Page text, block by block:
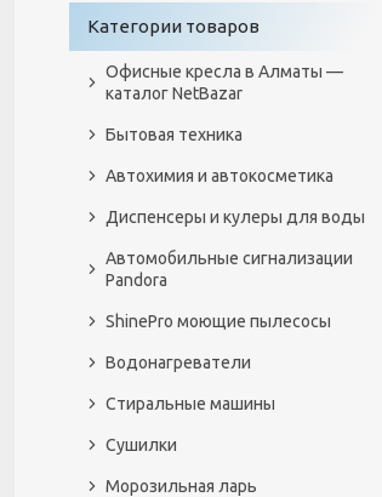
Категории товаров
Офисные кресла в Алматы —
каталог NetBazar
Бытовая техника
Автохимия и автокосметика
Диспенсеры и кулеры для воды
Автомобильные сигнализации
Pandora
ShinePro моющие пылесосы
Водонагреватели
Стиральные машины
Сушилки
Морозильная ларь